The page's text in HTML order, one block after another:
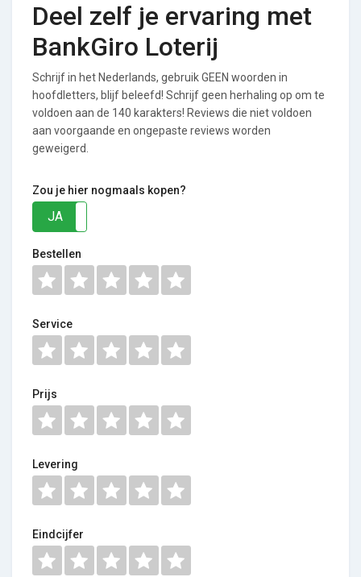
Deel zelf je ervaring met
BankGiro Loterij
Schrijf in het Nederlands, gebruik GEEN woorden in
hoofdletters, blijf beleefd! Schrijf geen herhaling op om te
voldoen aan de 140 karakters! Reviews die niet voldoen
aan voorgaande en ongepaste reviews worden
geweigerd.
Zou je hier nogmaals kopen?
JA
Bestellen
Service
Prijs
Levering
Eindcijfer